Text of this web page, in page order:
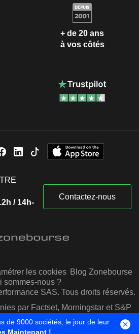
+ de 20 ans
à vos côtés
/ 14h-
Contactez-nous
les cookies Blog Zonebourse
sommes-nous ?
SAS. Tous droits réservés.
par Factset, Morningstar et S&P
Capital IQ
de 9000 sociétés, le jour de leur
Maintenant !